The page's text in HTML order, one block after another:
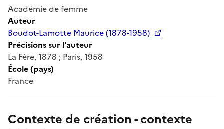
Académie de femme
Auteur
Boudot-Lamotte Maurice (1878-1958)
Précisions sur l'auteur
La Fère, 1878 ; Paris, 1958
École (pays)
France
Contexte de création - contexte